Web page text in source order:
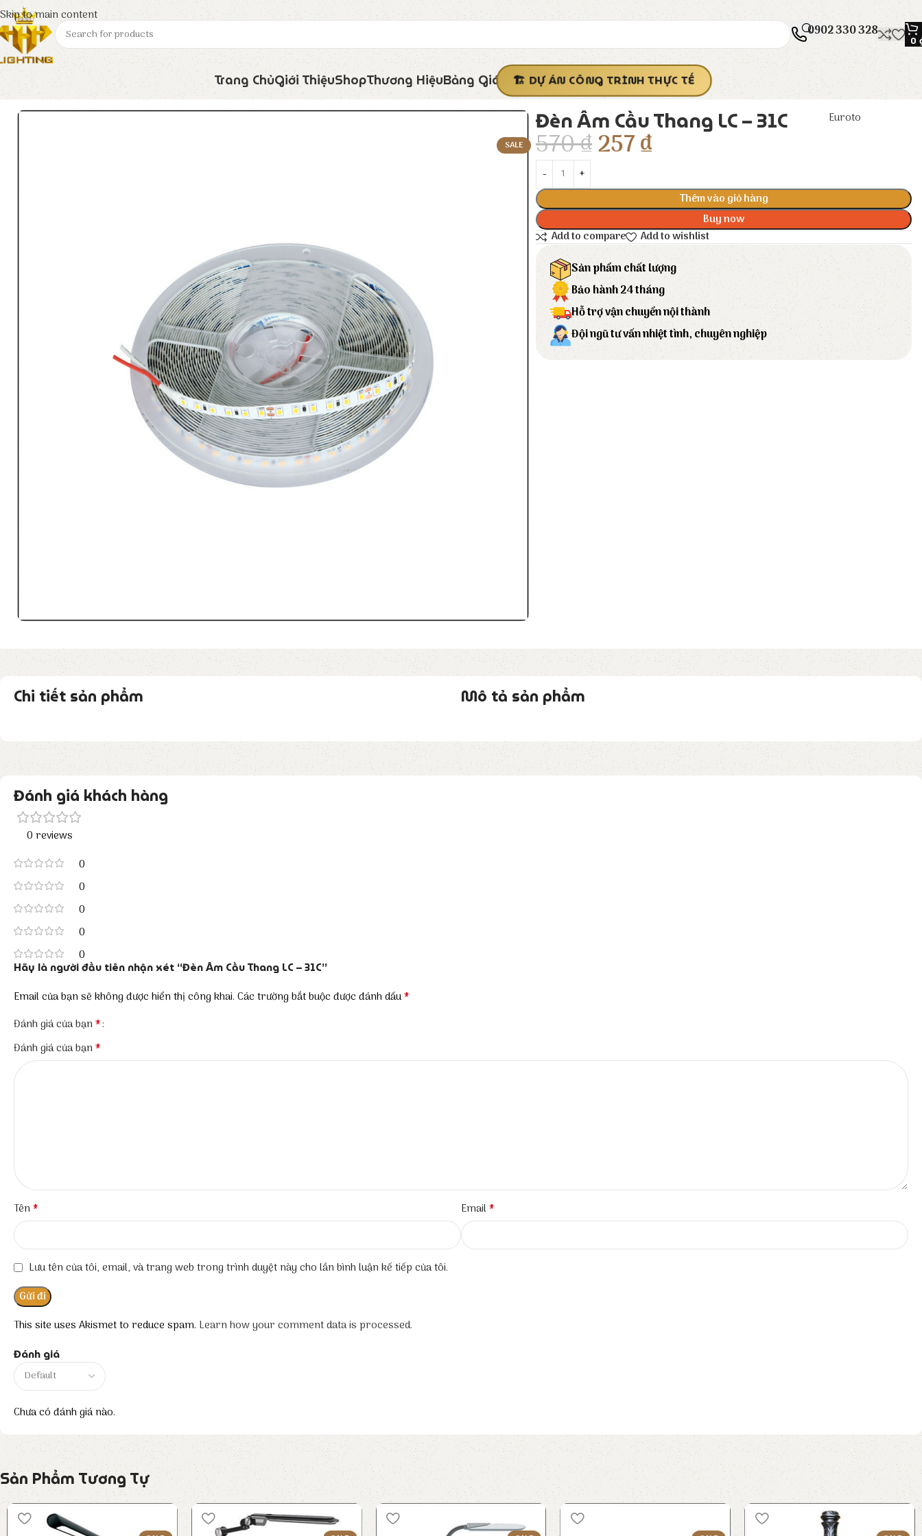
Skip to main content
0902 330 328
0
Trang ChủGiới ThiệuShopThương HiệuBảng Giá DỰ ÁN CÔNG TRÌNH THỰC TẾ
Trang chủ Euroto Đèn LED Đèn Âm Cầu Thang LC – 31C
SALE
Đèn Âm Cầu Thang LC – 31C Euroto
570₫257₫
Thêm vào giỏ hàng
Buy now
Add to compare
Add to wishlist
Sản phẩm chất lượng
Bảo hành 24 tháng
Hỗ trợ vận chuyển nội thành
Đội ngũ tư vấn nhiệt tình, chuyên nghiệp
Chi tiết sản phẩm Mô tả sản phẩm
Đánh giá khách hàng
0 reviews
0
0
0
0
0
Đánh giá
Chưa có đánh giá nào.
Hãy là người đầu tiên nhận xét “Đèn Âm Cầu Thang LC – 31C”
Email của bạn sẽ không được hiển thị công khai. Các trường bắt buộc được đánh dấu*
Đánh giá của bạn*
Đánh giá của bạn*
Tên* Email*
Lưu tên của tôi, email, và trang web trong trình duyệt này cho lần bình luận kế tiếp của tôi.
This site uses Akismet to reduce spam. Learn how your comment data is processed.
Sản Phẩm Tương Tự